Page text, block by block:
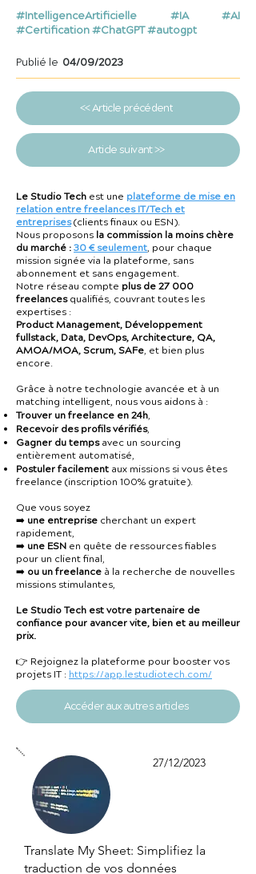
#IntelligenceArtificielle #IA #AI
#Certification #ChatGPT #autogpt
Publié le 04/09/2023
<< Article précédent
Article suivant >>
Le Studio Tech est une plateforme de mise en
relation entre freelances IT/Tech et
entreprises(clients finaux ou ESN).
Nous proposons la commission la moins chère
du marché :30 € seulement, pour chaque
mission signée via la plateforme, sans
abonnement et sans engagement.
Notre réseau compte plus de 27 000
freelancesqualifiés, couvrant toutes les
expertises :
Product Management, Développement
fullstack, Data, DevOps, Architecture, QA,
AMOA/MOA, Scrum, SAFe, et bien plus
encore.
Grâce à notre technologie avancée et à un
matching intelligent, nous vous aidons à :
Trouver un freelance en 24h,
Recevoir des profils vérifiés,
Gagner du tempsavec un sourcing
entièrement automatisé,
Postuler facilement aux missions si vous êtes
freelance (inscription 100% gratuite).
Que vous soyez
➡️ une entreprise cherchant un expert
rapidement,
➡️ une ESN en quête de ressources fiables
pour un client final,
➡️ ou un freelance à la recherche de nouvelles
missions stimulantes,
Le Studio Tech est votre partenaire de
confiance pour avancer vite, bien et au meilleur
prix.
👉 Rejoignez la plateforme pour booster vos
projets IT : https://app.lestudiotech.com/
Accéder aux autres articles
27/12/2023
Translate My Sheet: Simplifiez la
traduction de vos données